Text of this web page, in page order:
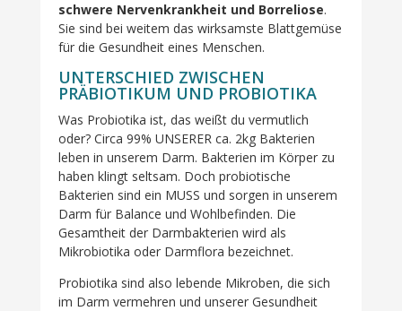
schwere Nervenkrankheit und Borreliose.
Sie sind bei weitem das wirksamste Blattgemüse
für die Gesundheit eines Menschen.
UNTERSCHIED ZWISCHEN
PRÄBIOTIKUM UND PROBIOTIKA
Was Probiotika ist, das weißt du vermutlich
oder? Circa 99% UNSERER ca. 2kg Bakterien
leben in unserem Darm. Bakterien im Körper zu
haben klingt seltsam. Doch probiotische
Bakterien sind ein MUSS und sorgen in unserem
Darm für Balance und Wohlbefinden. Die
Gesamtheit der Darmbakterien wird als
Mikrobiotika oder Darmflora bezeichnet.
Probiotika sind also lebende Mikroben, die sich
im Darm vermehren und unserer Gesundheit